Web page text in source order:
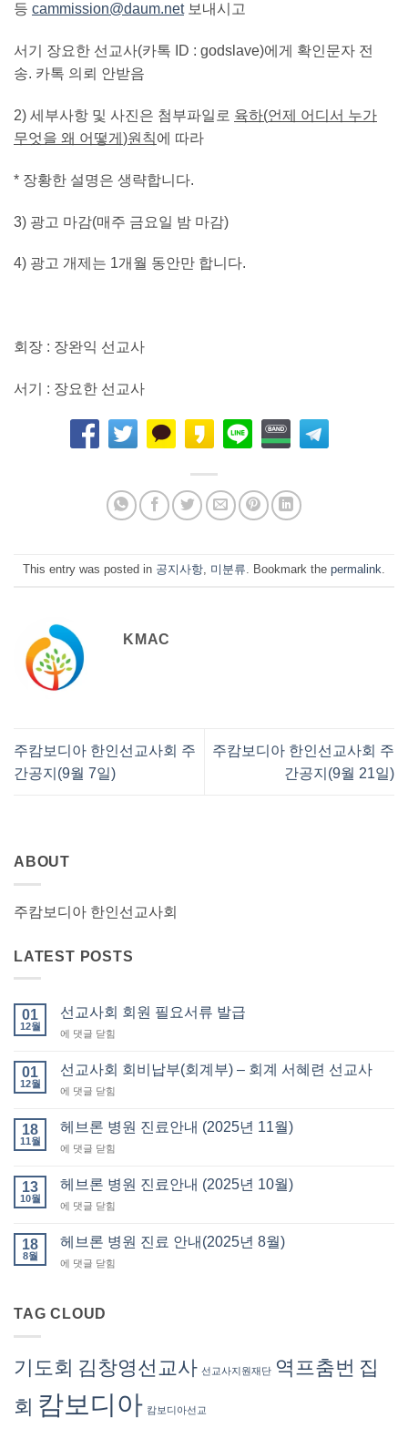
등 cammission@daum.net 보내시고
서기 장요한 선교사(카톡 ID : godslave)에게 확인문자 전
송. 카톡 의뢰 안받음
2) 세부사항 및 사진은 첨부파일로 육하(언제 어디서 누가
무엇을 왜 어떻게 )원칙에 따라
* 장황한 설명은 생략합니다.
3) 광고 마감(매주 금요일 밤 마감)
4) 광고 개제는 1개월 동안만 합니다.
회장 : 장완익 선교사
서기 : 장요한 선교사
This entry was posted in 공지사항, 미분류. Bookmark the permalink.
KMAC
주캄보디아 한인선교사회 주
간공지(9월 7일)
주캄보디아 한인선교사회 주
간공지(9월 21일)
ABOUT
주캄보디아 한인선교사회
LATEST POSTS
01
12월
선교사회 회원 필요서류 발급
선
사
회
회
필
서
발
급
에 댓글 닫힘
01
12월
선교사회 회비납부(회계부) – 회계 서혜련 선교사
선
사
회
회
납
(회
부)
–
서
교
에 댓글 닫힘
18
11월
헤브론 병원 진료안내 (2025년 11월)
헤
론
병
원
료
내
11
에 댓글 닫힘
13
10월
헤브론 병원 진료안내 (2025년 10월)
헤
론
병
원
안
년
10
에 댓글 닫힘
18
8월
헤브론 병원 진료 안내(2025년 8월)
헤
병
안
(2025
년
에 댓글 닫힘
TAG CLOUD
기도회 김창영선교사 선교사지원재단 역프춤번 집
회 캄보디아 캄보디아선교